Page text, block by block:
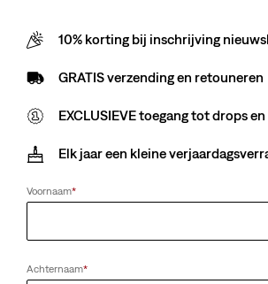
10% korting bij inschrijving
GRATIS verzending en retouneren
EXCLUSIEVE toegang tot drops en
Elk jaar een kleine
Voornaam*
Achternaam*